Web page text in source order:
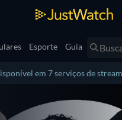
Esporte Guia
em 7 serviços de